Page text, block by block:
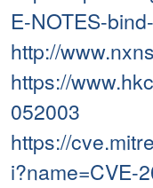
E-NOTES-
http://
https://
052003
https://
i?name=CVE-